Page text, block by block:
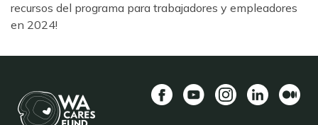
recursos del programa para trabajadores y empleadores
en 2024!